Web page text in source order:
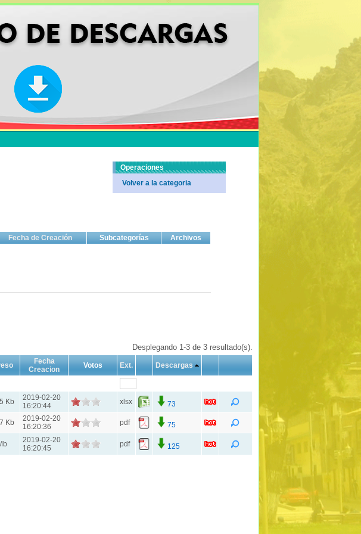
Fecha de Creación Subcategorías Archivos
Desplegando 1-3 de 3 resultado(s).
Fecha
Creacion
Votos Ext. Descargas
Kb
2019-02-20
16:20:44
xlsx
73
Kb
2019-02-20
16:20:36
pdf 75
2019-02-20
16:20:45
pdf 125
Operaciones
Volver a la categoria